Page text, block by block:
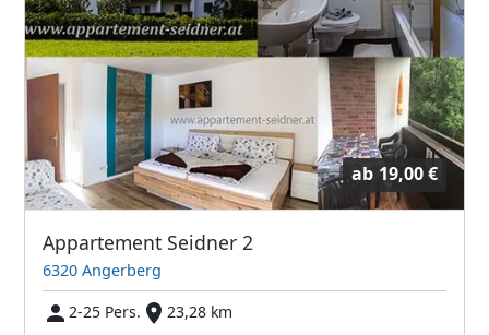
ab 19,00 €
Appartement Seidner 2
6320 Angerberg
2-25 Pers.
23,28 km